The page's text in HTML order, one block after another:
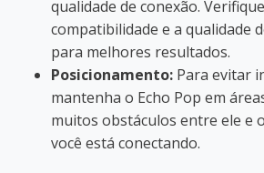
qualidade de conexão.
compatibilidade e a qualidade
para melhores resultados.
Posicionamento: Para evitar
mantenha o Echo Pop em
muitos obstáculos entre ele e
você está conectando.